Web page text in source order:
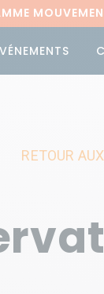
RETOUR